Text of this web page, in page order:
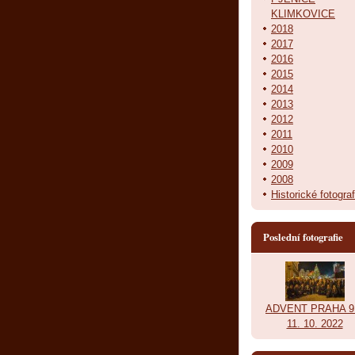
KLIMKOVICE
2018
2017
2016
2015
2014
2013
2012
2011
2010
2009
2008
Historické
Poslední fotografie
ADVENT PRAHA
11. 10. 2022